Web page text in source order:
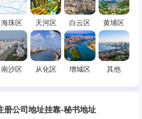
海珠区 天河区 白云区 黄埔区
南沙区 从化区 增城区 其他
册公司地址挂靠-秘书地址